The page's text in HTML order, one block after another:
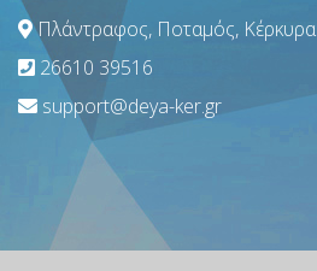
Πλάντραφος, Ποταμός, Κέρκυρα
26610 39516
support@deya-ker.gr